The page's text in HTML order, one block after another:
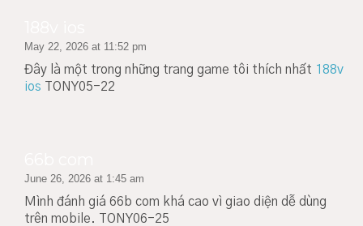
May 22, 2026 at 11:52 pm
Đây là một trong những trang game tôi thích nhất 188v
ios TONY05-22
June 26, 2026 at 1:45 am
Mình đánh giá 66b com khá cao vì giao diện dễ dùng
trên mobile. TONY06-25